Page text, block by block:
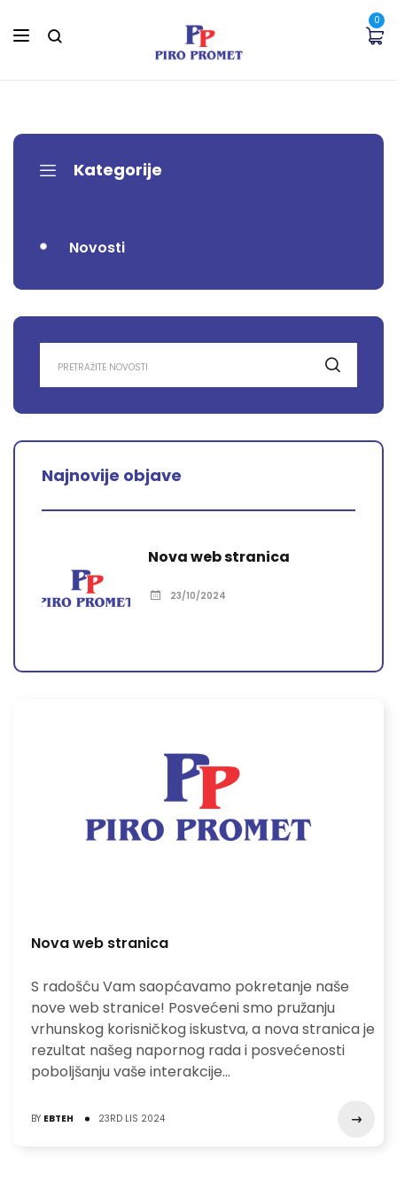
0
Kategorije
Novosti
Najnovije objave
Nova web stranica
23/10/2024
Nova web stranica
S radošću Vam saopćavamo pokretanje naše
nove web stranice! Posvećeni smo pružanju
vrhunskog korisničkog iskustva, a nova stranica je
rezultat našeg napornog rada i posvećenosti
poboljšanju vaše interakcije...
BY EBTEH 23RD LIS 2024